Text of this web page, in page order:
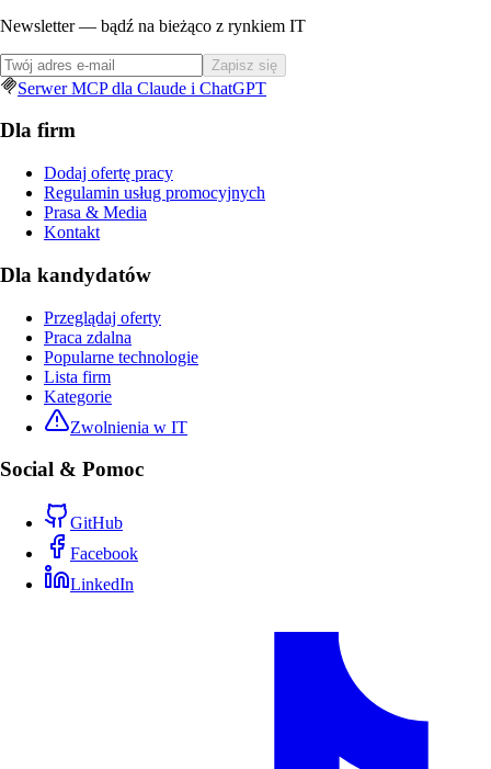
Newsletter — bądź na bieżąco z rynkiem IT
Zapisz się
Serwer MCP dla Claude i ChatGPT
Dla firm
Dodaj ofertę pracy
Regulamin usług promocyjnych
Prasa & Media
Kontakt
Dla kandydatów
Przeglądaj oferty
Praca zdalna
Popularne technologie
Lista firm
Kategorie
Zwolnienia w IT
Social & Pomoc
GitHub
Facebook
LinkedIn